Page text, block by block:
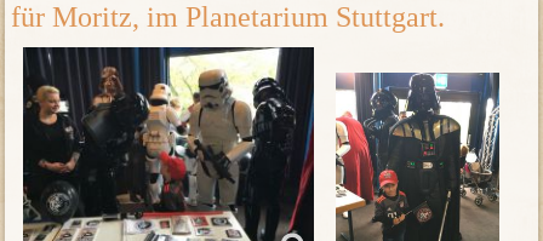
für Moritz, im Planetarium Stuttgart.